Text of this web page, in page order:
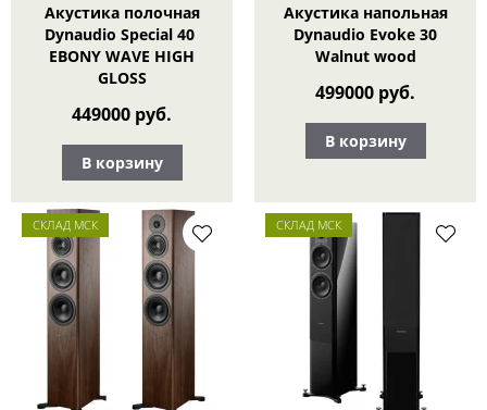
Акустика полочная
Dynaudio Special 40
EBONY WAVE HIGH
GLOSS
449000 руб.
В корзину
Акустика напольная
Dynaudio Evoke 30
Walnut wood
499000 руб.
В корзину
СКЛАД МСК СКЛАД МСК